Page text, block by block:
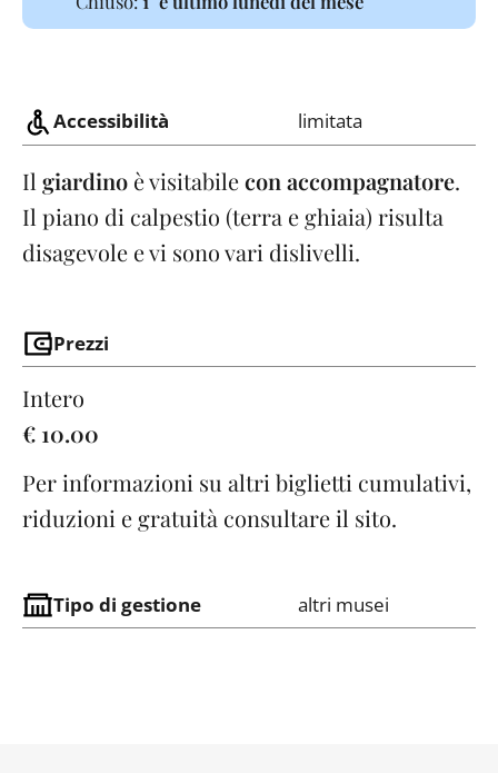
Accessibilità limitata
Il giardino è visitabilecon accompagnatore.
Il piano di calpestio (terra e ghiaia) risulta
disagevole e vi sono vari dislivelli.
Prezzi
Intero
€ 10.00
Per informazioni su altri biglietti cumulativi,
riduzioni e gratuità consultare il sito.
Tipo di gestione altri musei